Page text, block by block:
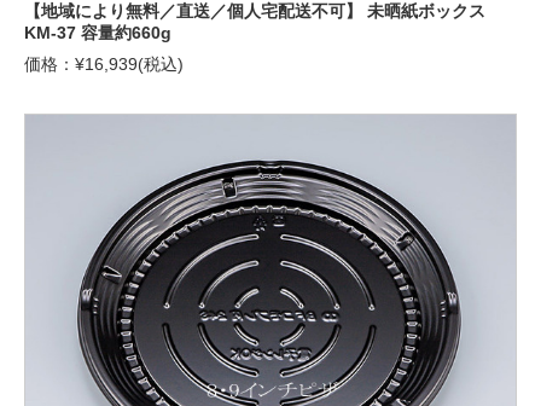
【地域により無料／直送／個人宅配送不可】 未晒紙ボックス
KM-37 容量約660g
価格：¥16,939(税込)